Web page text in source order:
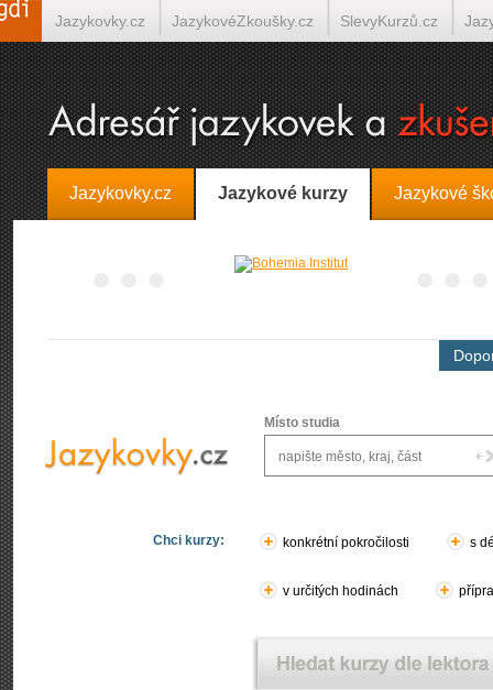
Jazykovky.cz Jazykové kurzy Jazykové
Místo studia
Chci kurzy: konkrétní pokročilosti s
v určitých hodinách
Jazykovky.cz JazykovéZkoušky.cz SlevyKurzů.cz
Španělština on-line Italština on-line Tlumočení-